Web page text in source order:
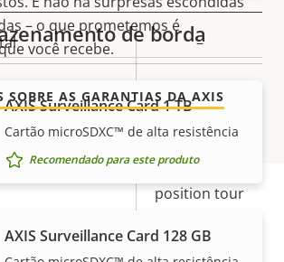
Valor da
–
-
preset
position tour
"5.1"
de borda
AXIS Surveillance Card 1 TB
Cartão microSDXC™ de alta resistência
Recomendado para este produto
AXIS Surveillance Card 128 GB
– o que prometemos é
você recebe.
SOBRE AS GARANTIAS DA AXIS
de peça